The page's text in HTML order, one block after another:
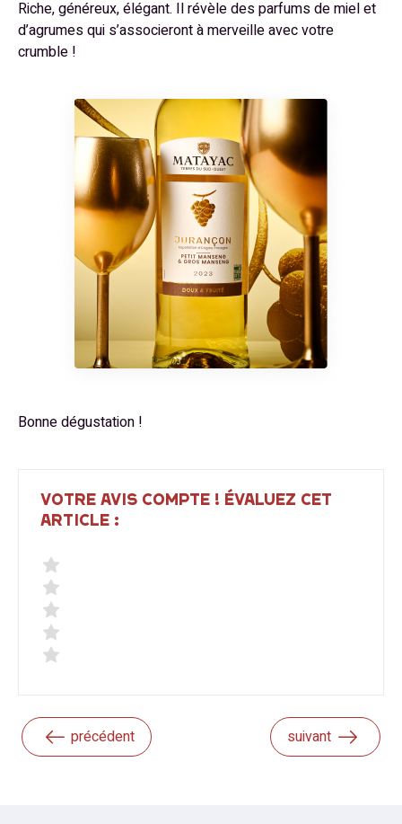
Riche, généreux, élégant. Il révèle des parfums de miel et
d’agrumes qui s’associeront à merveille avec votre
crumble !
Bonne dégustation !
VOTRE AVIS COMPTE ! ÉVALUEZ CET
ARTICLE :
précédent suivant